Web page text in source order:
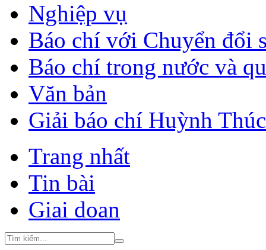
Nghiệp vụ
Báo chí với Chuyển đổi
Báo chí trong nước và
Văn bản
Giải báo chí Huỳnh
Trang nhất
Tin bài
Giai doan